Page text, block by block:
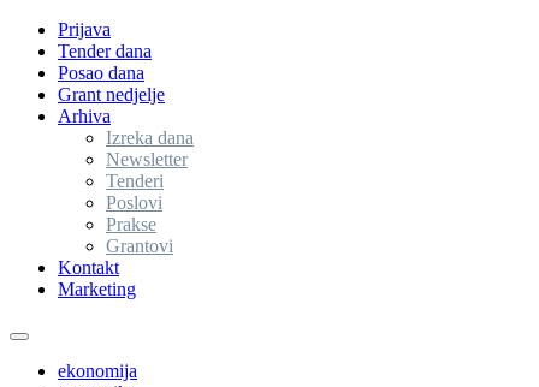
Prijava
Tender dana
Posao dana
Grant nedjelje
Arhiva
Izreka dana
Newsletter
Tenderi
Poslovi
Prakse
Grantovi
Kontakt
Marketing
Toggle
navigationekonomija